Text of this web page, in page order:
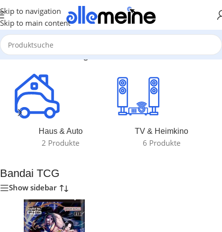
Skip to navigation
Skip to main content
Start/Produkte verschlagwortet mit „Bandai TCG“
Haus & Auto
2 Produkte
TV & Heimkino
6 Produkte
Bandai TCG
Show sidebar